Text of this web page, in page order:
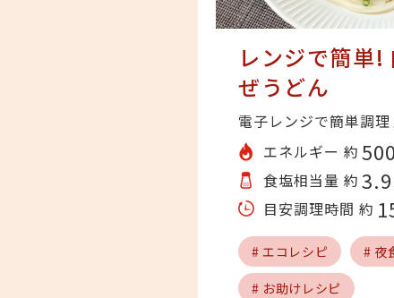
レンジで簡単!
ぜうどん
電子レンジで簡単調
エネルギー 約 500
食塩相当量 約 3.9
目安調理時間 約
# エコレシピ # 夜
# お助けレシピ